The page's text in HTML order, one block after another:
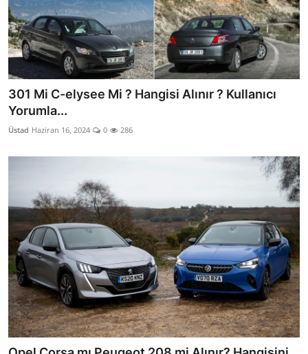
301 Mi C-elysee Mi ? Hangisi Alınır ? Kullanıcı
Yorumla...
Üstad Haziran 16, 2024 0 286